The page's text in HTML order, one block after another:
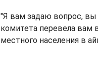
"Я вам задаю вопрос, вы
комитета перевела вам
местного населения в